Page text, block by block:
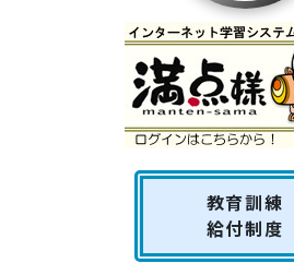
教育訓練
給付制度